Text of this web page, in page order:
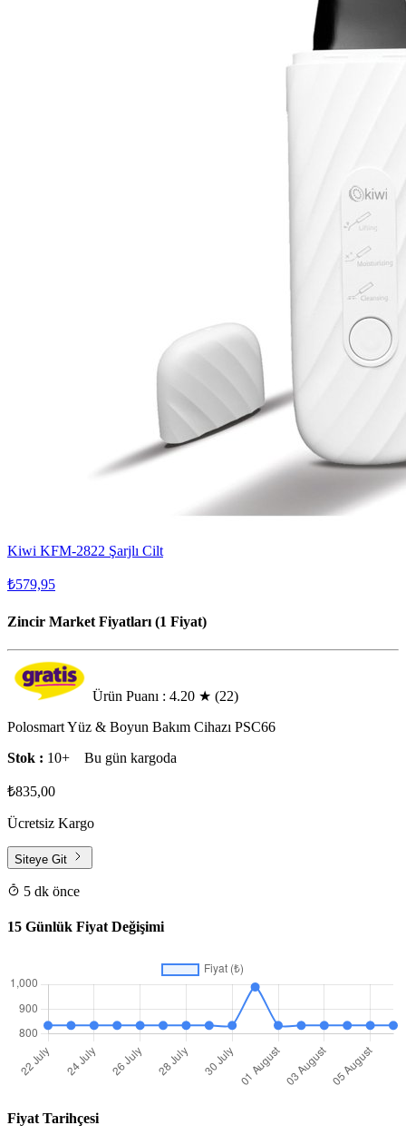
Kiwi KFM-2822 Şarjlı Cilt
₺579,95
Zincir Market Fiyatları (1 Fiyat)
Ürün Puanı : 4.20 ★ (22)
Polosmart Yüz & Boyun Bakım Cihazı PSC66
Stok : 10+ Bu gün kargoda
₺835,00
Ücretsiz Kargo
Siteye Git
5 dk önce
15 Günlük Fiyat Değişimi
Fiyat Tarihçesi